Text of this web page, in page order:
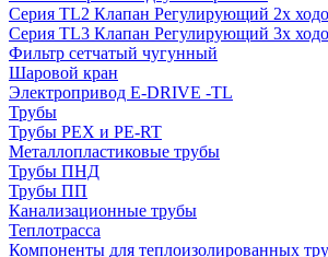
Серия TL2 Клапан Регулирующий 2х
Серия TL3 Клапан Регулирующий 3х
Фильтр сетчатый чугунный
Шаровой кран
Электропривод E-DRIVE -TL
Трубы
Трубы PEX и PE-RT
Металлопластиковые трубы
Трубы ПНД
Трубы ПП
Канализационные трубы
Теплотрасса
Компоненты для теплоизолированных